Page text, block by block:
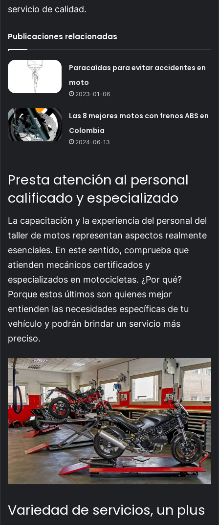
servicio de calidad.
Publicaciones relacionadas
Paracaídas para evitar accidentes en
moto
2023-01-06
Las 8 mejores motos con frenos ABS en
Colombia
2024-06-13
Presta atención al personal
calificado y especializado
La capacitación y la experiencia del personal del
taller de motos representan aspectos realmente
esenciales. En este sentido, comprueba que
atienden mecánicos certificados y
especializados en motocicletas. ¿Por qué?
Porque estos últimos son quienes mejor
entienden las necesidades específicas de tu
vehículo y podrán brindar un servicio más
preciso.
Variedad de servicios, un plus